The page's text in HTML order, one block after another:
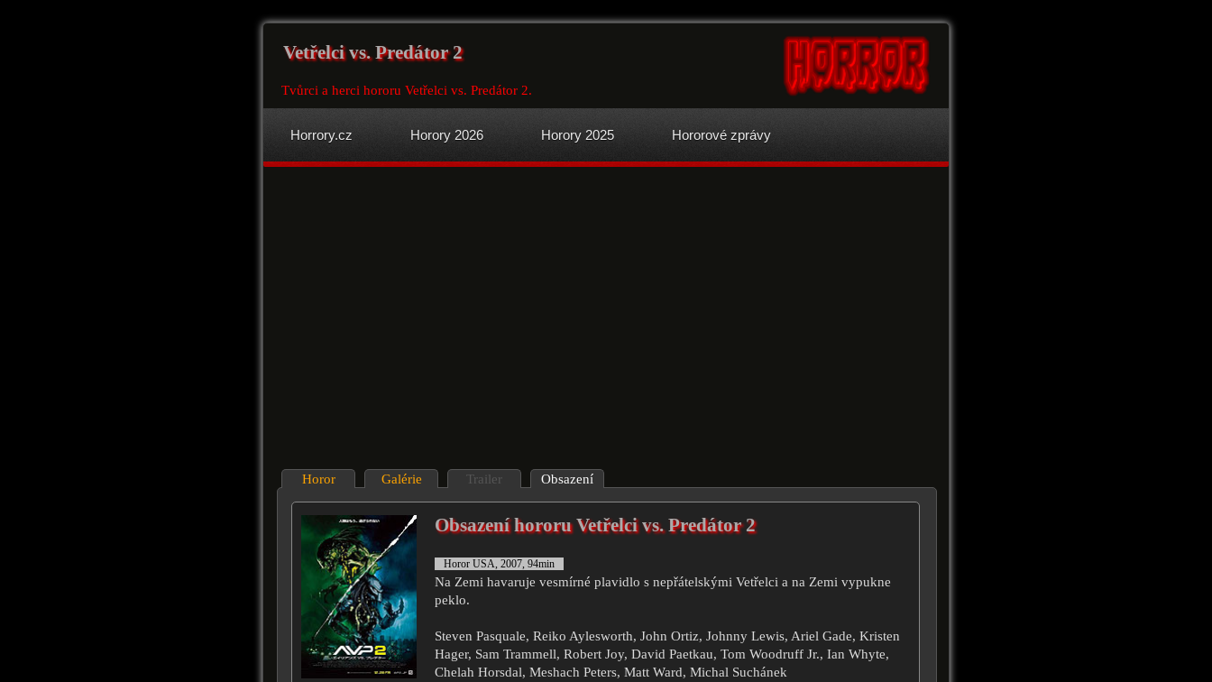
Vetřelci vs. Predátor 2
Tvůrci a herci hororu Vetřelci vs. Predátor 2.
Horrory.cz Horory 2026 Horory 2025 Hororové zprávy
Horor Galérie Trailer Obsazení
Obsazení hororu Vetřelci vs. Predátor 2
Horor USA, 2007, 94min
Na Zemi havaruje vesmírné plavidlo s nepřátelskými Vetřelci a na Zemi vypukne
peklo.
Steven Pasquale, Reiko Aylesworth, John Ortiz, Johnny Lewis, Ariel Gade, Kristen
Hager, Sam Trammell, Robert Joy, David Paetkau, Tom Woodruff Jr., Ian Whyte,
Chelah Horsdal, Meshach Peters, Matt Ward, Michal Suchánek